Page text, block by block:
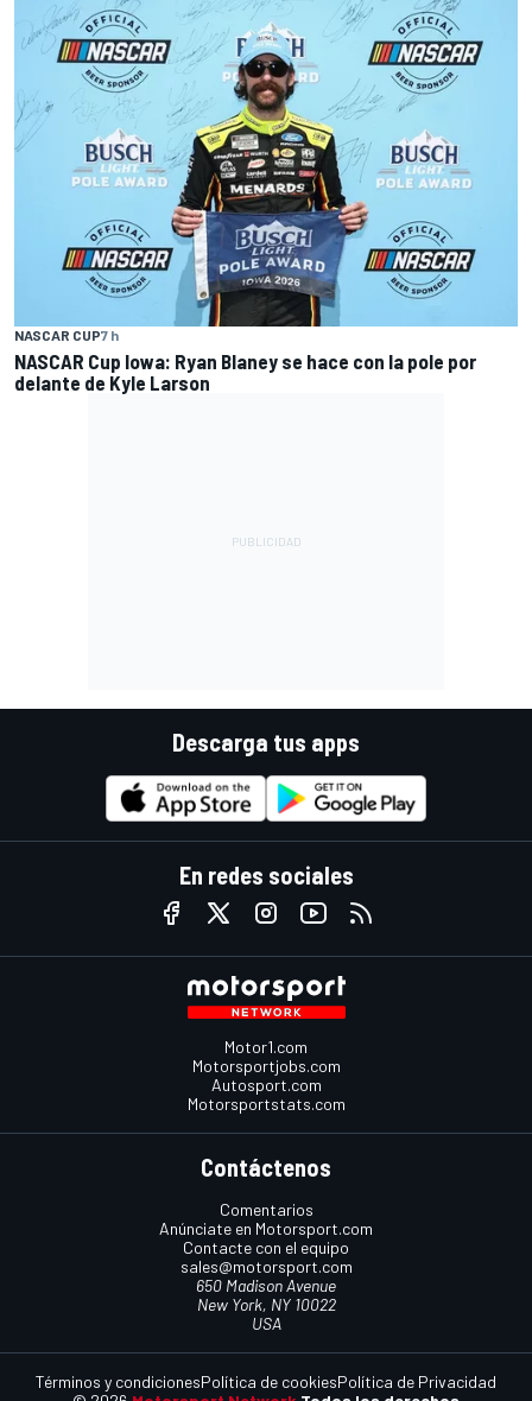
NASCAR CUP7 h
NASCAR Cup Iowa: Ryan Blaney se hace con la pole por
delante de Kyle Larson
Descarga tus apps
En redes sociales
Motor1.com
Motorsportjobs.com
Autosport.com
Motorsportstats.com
Contáctenos
Comentarios
Anúnciate en Motorsport.com
Contacte con el equipo
sales@motorsport.com
650 Madison Avenue
New York, NY 10022
USA
Términos y condicionesPolítica de cookiesPolítica de Privacidad